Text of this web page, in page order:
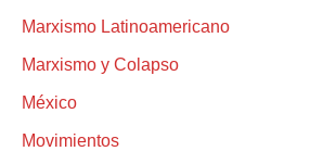
Marxismo Latinoamericano
Marxismo y Colapso
México
Movimientos